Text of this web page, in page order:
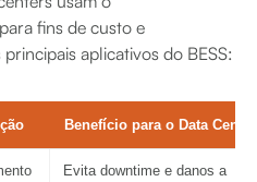
fins de custo e
aplicativos do BESS:
Benefício para o Data Center
Evita downtime e danos a